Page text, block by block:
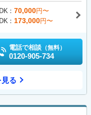
70,000円〜
173,000円〜
電話で相談 （無料）
0120-905-734
る